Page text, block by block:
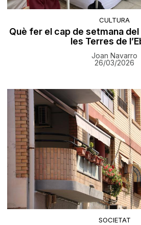
CULTURA
Què fer el cap de setmana
les Terres de
Joan Navarro
26/03/2026
SOCIETAT